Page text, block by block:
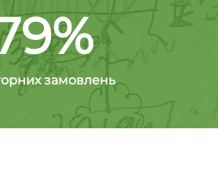
замовлень